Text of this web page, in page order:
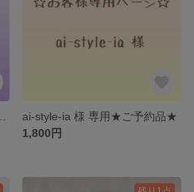
ai-style-ia 様 専用★ご予約品★
1,800円